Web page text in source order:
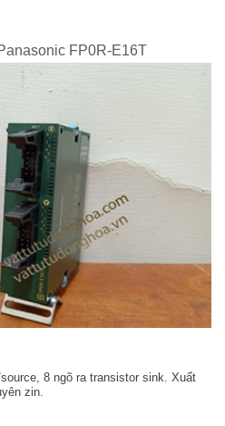
FP0R-E16T
8 ngõ ra transistor sink. Xuất
zin.